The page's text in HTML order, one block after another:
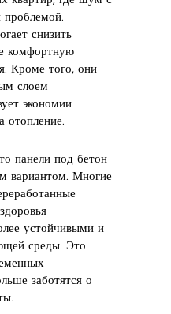
проблемой.
снизить
комфортную
Кроме того, они
слоем
экономии
отопление.
панели под бетон
вариантом. Многие
устойчивыми и
среды. Это
заботятся о